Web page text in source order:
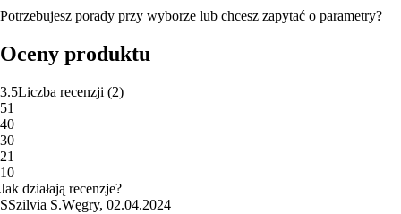
Potrzebujesz porady przy wyborze lub chcesz zapytać o parametry?
Oceny produktu
3.5Liczba recenzji (2)
51
40
30
21
10
Jak działają recenzje?
SSzilvia S.Węgry, 02.04.2024